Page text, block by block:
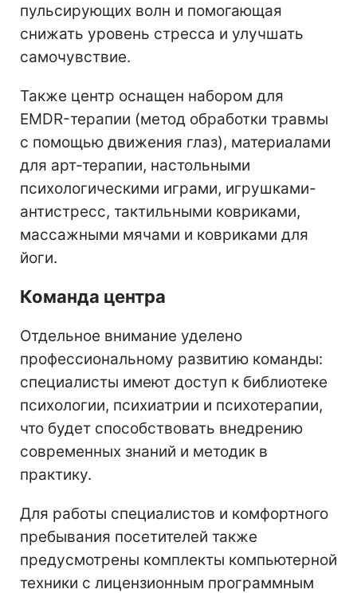
пульсирующих волн и помогающая
снижать уровень стресса и улучшать
самочувствие.
Также центр оснащен набором для
EMDR-терапии (метод обработки травмы
с помощью движения глаз), материалами
для арт-терапии, настольными
психологическими играми, игрушками-
антистресс, тактильными ковриками,
массажными мячами и ковриками для
йоги.
Команда центра
Отдельное внимание уделено
профессиональному развитию команды:
специалисты имеют доступ к библиотеке
психологии, психиатрии и психотерапии,
что будет способствовать внедрению
современных знаний и методик в
практику.
Для работы специалистов и комфортного
пребывания посетителей также
предусмотрены комплекты компьютерной
техники с лицензионным программным